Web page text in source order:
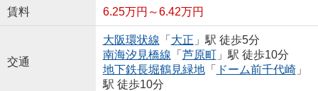
賃料 6.25万円～6.42万円
交通
大阪環状線 「 大正 」駅 徒歩5分
南海汐見橋線 「 芦原町」駅 徒歩10分
地下鉄長堀鶴見緑地「 ドーム前千代崎」
駅 徒歩10分